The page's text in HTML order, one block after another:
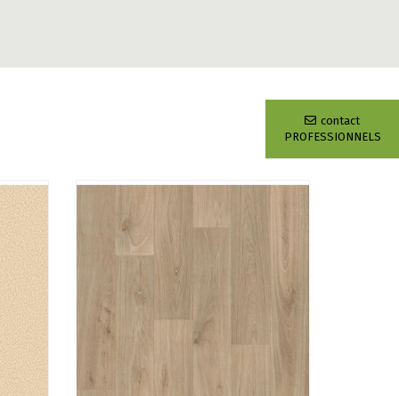
contact
PROFESSIONNELS